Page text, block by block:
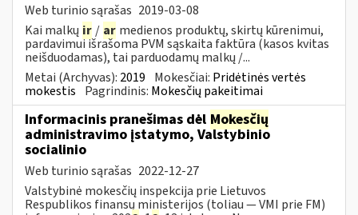
Web turinio sąrašas 2019-03-08
Kai malkų ir / ar medienos produktų, skirtų kūrenimui,
pardavimui išrašoma PVM sąskaita faktūra (kasos kvitas
neišduodamas), tai parduodamų malkų /...
Metai (Archyvas): 2019 Mokesčiai: Pridėtinės vertės
mokestis Pagrindinis: Mokesčių pakeitimai
Informacinis pranešimas dėl Mokesčių
administravimo įstatymo, Valstybinio
socialinio
Web turinio sąrašas 2022-12-27
Valstybinė mokesčių inspekcija prie Lietuvos
Respublikos finansų ministerijos (toliau — VMI prie FM)